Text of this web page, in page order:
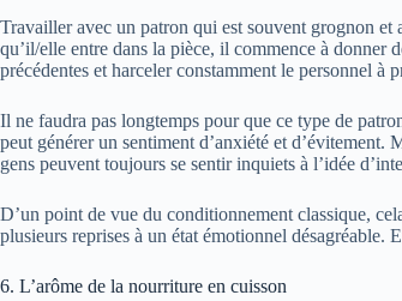
Travailler avec un patron qui est souvent grognon et
qu’il/elle entre dans la pièce, il commence à donner
précédentes et harceler constamment le personnel à
Il ne faudra pas longtemps pour que ce type de
peut générer un sentiment d’anxiété et d’évitement.
gens peuvent toujours se sentir inquiets à l’idée
D’un point de vue du conditionnement classique,
plusieurs reprises à un état émotionnel désagréable.
6. L’arôme de la nourriture en cuisson